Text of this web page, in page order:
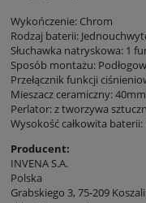
Wykończenie: Chrom
Rodzaj baterii:
Słuchawka natryskowa: 1
Sposób montażu:
Przełącznik funkcji
Mieszacz ceramiczny: 40mm
Perlator: z tworzywa
Wysokość całkowita baterii:
Producent:
INVENA S.A.
Polska
Grabskiego 3, 75-209